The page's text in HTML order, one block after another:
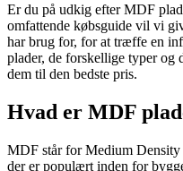
Er du på udkig efter MDF
omfattende købsguide vil vi
har brug for, for at træffe en
plader, de forskellige typer og
dem til den bedste pris.
Hvad er MDF
MDF står for Medium Density
der er populært inden for